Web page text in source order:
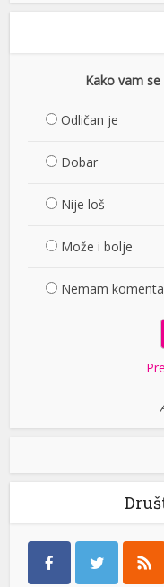
Kako vam se
Odličan je
Dobar
Nije loš
Može i bolje
Nemam